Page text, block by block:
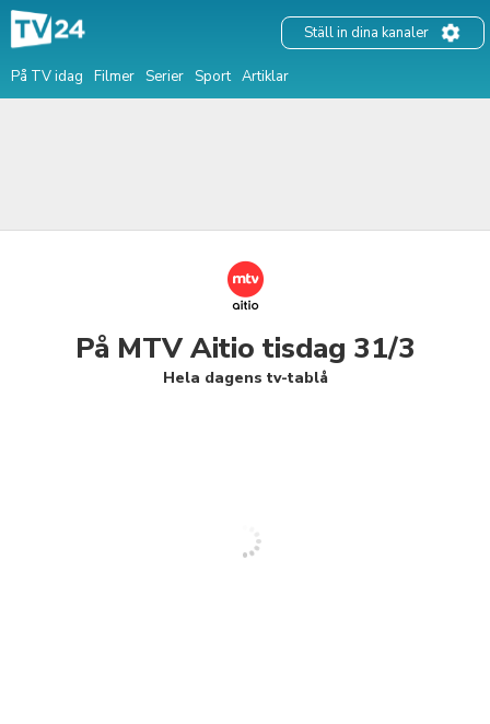
På TV idag Filmer Serier Sport Artiklar
Ställ in dina kanaler
På MTV Aitio tisdag 31/3
Hela dagens tv-tablå